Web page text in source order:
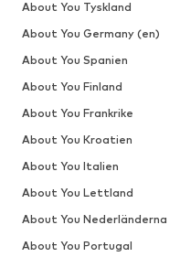
About You Tyskland
About You Germany (en)
About You Spanien
About You Finland
About You Frankrike
About You Kroatien
About You Italien
About You Lettland
About You Nederländerna
About You Portugal